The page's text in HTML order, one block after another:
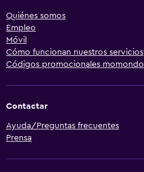
Quiénes somos
Empleo
Móvil
Cómo funcionan nuestros servicios
Códigos promocionales momondo
Contactar
Ayuda/Preguntas frecuentes
Prensa